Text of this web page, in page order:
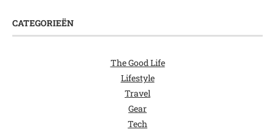
CATEGORIEËN
The Good Life
Lifestyle
Travel
Gear
Tech